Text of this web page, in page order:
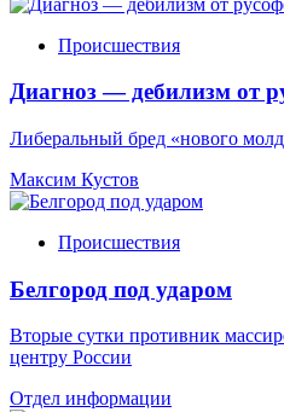
Происшествия
Диагноз — дебилизм от
Либеральный бред «нового
Максим Кустов
Происшествия
Белгород под ударом
Вторые сутки противник
центру России
Отдел информации